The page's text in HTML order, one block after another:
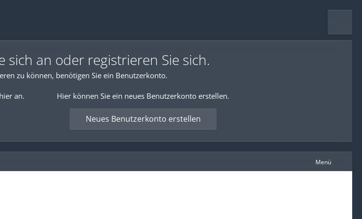
sich an oder registrieren Sie sich.
zu können, benötigen Sie ein Benutzerkonto.
an. Hier können Sie ein neues Benutzerkonto erstellen.
Neues Benutzerkonto erstellen
Menü